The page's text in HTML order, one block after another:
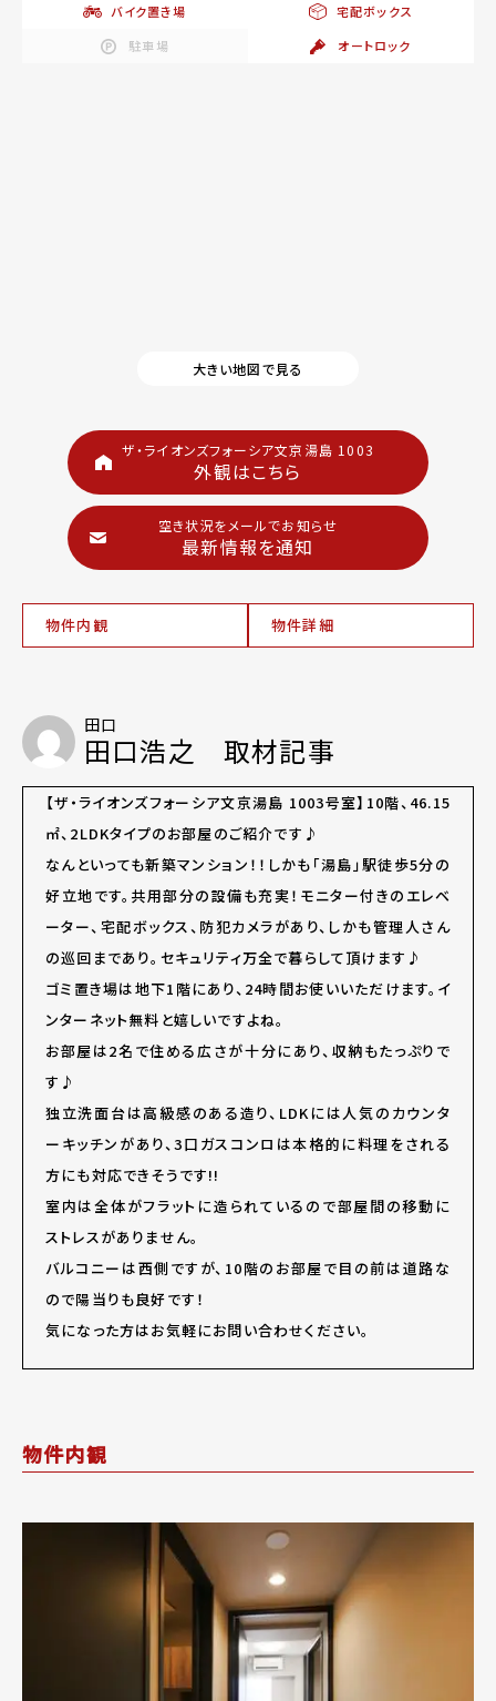
バイク置き場
宅配ボックス
駐車場
オートロック
大きい地図で見る
ザ・ライオンズフォーシア文京湯島 1003
外観はこちら
空き状況をメールでお知らせ
最新情報を通知
物件内観 物件詳細
田口
田口浩之 取材記事
【ザ・ライオンズフォーシア文京湯島 1003号室】10階、46.15
㎡、2LDKタイプのお部屋のご紹介です♪
なんといっても新築マンション！！しかも「湯島」駅徒歩5分の
好立地です。共用部分の設備も充実！モニター付きのエレベ
ーター、宅配ボックス、防犯カメラがあり、しかも管理人さん
の巡回まであり。セキュリティ万全で暮らして頂けます♪
ゴミ置き場は地下1階にあり、24時間お使いいただけます。イ
ンターネット無料と嬉しいですよね。
お部屋は2名で住める広さが十分にあり、収納もたっぷりで
す♪
独立洗面台は高級感のある造り、LDKには人気のカウンタ
ーキッチンがあり、3口ガスコンロは本格的に料理をされる
方にも対応できそうです!!
室内は全体がフラットに造られているので部屋間の移動に
ストレスがありません。
バルコニーは西側ですが、10階のお部屋で目の前は道路な
ので陽当りも良好です！
気になった方はお気軽にお問い合わせください。
物件内観